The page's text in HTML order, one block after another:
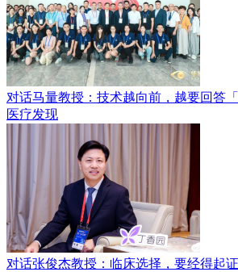
对话马量教授：技术越向前，越要回答
医疗发现
对话张俊杰教授：临床选择，要经得起